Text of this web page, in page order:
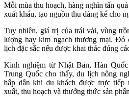
Mỗi mùa thu hoạch, hàng nghìn tấn
xuất khẩu, tạo nguồn thu đáng kể cho
Tuy nhiên, giá trị của trái vải, vùng
lượng hay kim ngạch thương mại. Đó
lịch đặc sắc nếu được khai thác đúng
Kinh nghiệm từ Nhật Bản, Hàn
Trung Quốc cho thấy, du lịch nông
hấp dẫn khi du khách được trực tiếp
xuất, thu hoạch và thưởng thức sản